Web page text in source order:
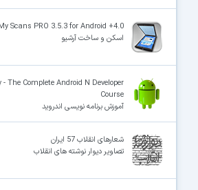
Scans PRO 3.5.3 for Android +4.0
اسکن و ساخت آرشیو
- The Complete Android N Developer
Course
آموزش برنامه نویسی اندروید
شعارهای انقلاب 57 ایران
تصاویر دیوار نوشته های انقلاب